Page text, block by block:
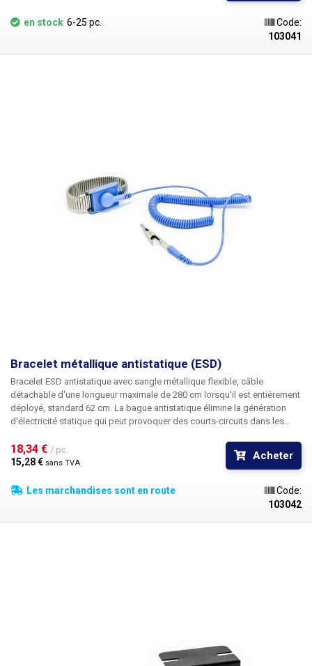
les fiches sont facilement transportables partout. Convient à la
connexion d'accessoires ESD tels que les bracelets ESD, les stations de
en stock 6-25 pc.
Code:
103041
Bracelet métallique antistatique (ESD)
Bracelet ESD antistatique avec sangle métallique flexible, câble
détachable d'une longueur maximale de 280 cm lorsqu'il est entièrement
déployé, standard 62 cm. La bague antistatique élimine la génération
d'électricité statique qui peut provoquer des courts-circuits dans les
portables). La sangle métallique est extensible et s'adapte à n'importe
quelle main. En outre, la longueur peut être ajustée à l'aide de la boucle
banane classique de 4 mm sur lequel est fixé le clip croco. Si le design
18,34 € / pc.
15,28 € sans TVA
Acheter
Les marchandises sont en route
Code:
103042